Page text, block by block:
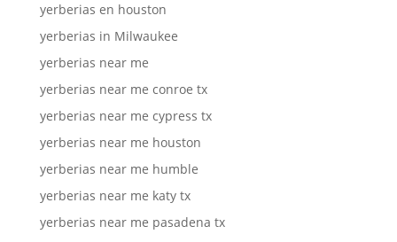
yerberias en houston
yerberias in Milwaukee
yerberias near me
yerberias near me conroe tx
yerberias near me cypress tx
yerberias near me houston
yerberias near me humble
yerberias near me katy tx
yerberias near me pasadena tx